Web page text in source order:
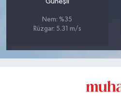
Nem: %35
Rüzgar: 5.31 m/s